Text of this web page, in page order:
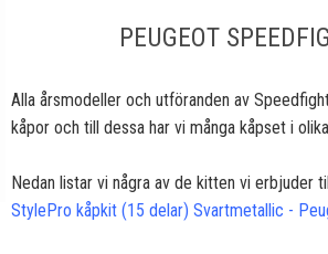
PEUGEOT
Alla årsmodeller och utföranden av
kåpor och till dessa har vi många kåpset i
Nedan listar vi några av de kitten vi erbjuder
StylePro kåpkit (15 delar) Svartmetallic -